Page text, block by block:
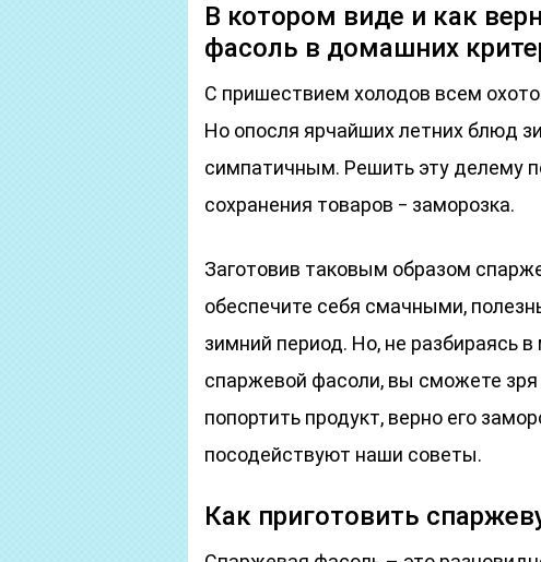
В котором виде и как
фасоль в домашних
С пришествием холодов всем
Но опосля ярчайших летних блюд
симпатичным. Решить эту делему
сохранения товаров ‒ заморозка.
Заготовив таковым образом
обеспечите себя смачными,
зимний период. Но, не разбираясь
спаржевой фасоли, вы сможете
попортить продукт, верно его
посодействуют наши советы.
Как приготовить